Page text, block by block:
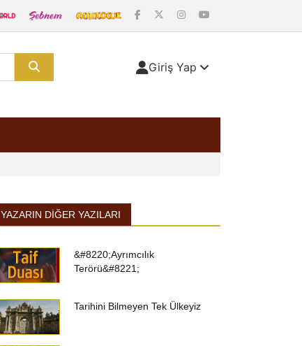
Giriş Yap
YAZARIN DIĞER YAZILARI
&#8220;Ayrımcılık
Terörü&#8221;
Tarihini Bilmeyen Tek Ülkeyiz